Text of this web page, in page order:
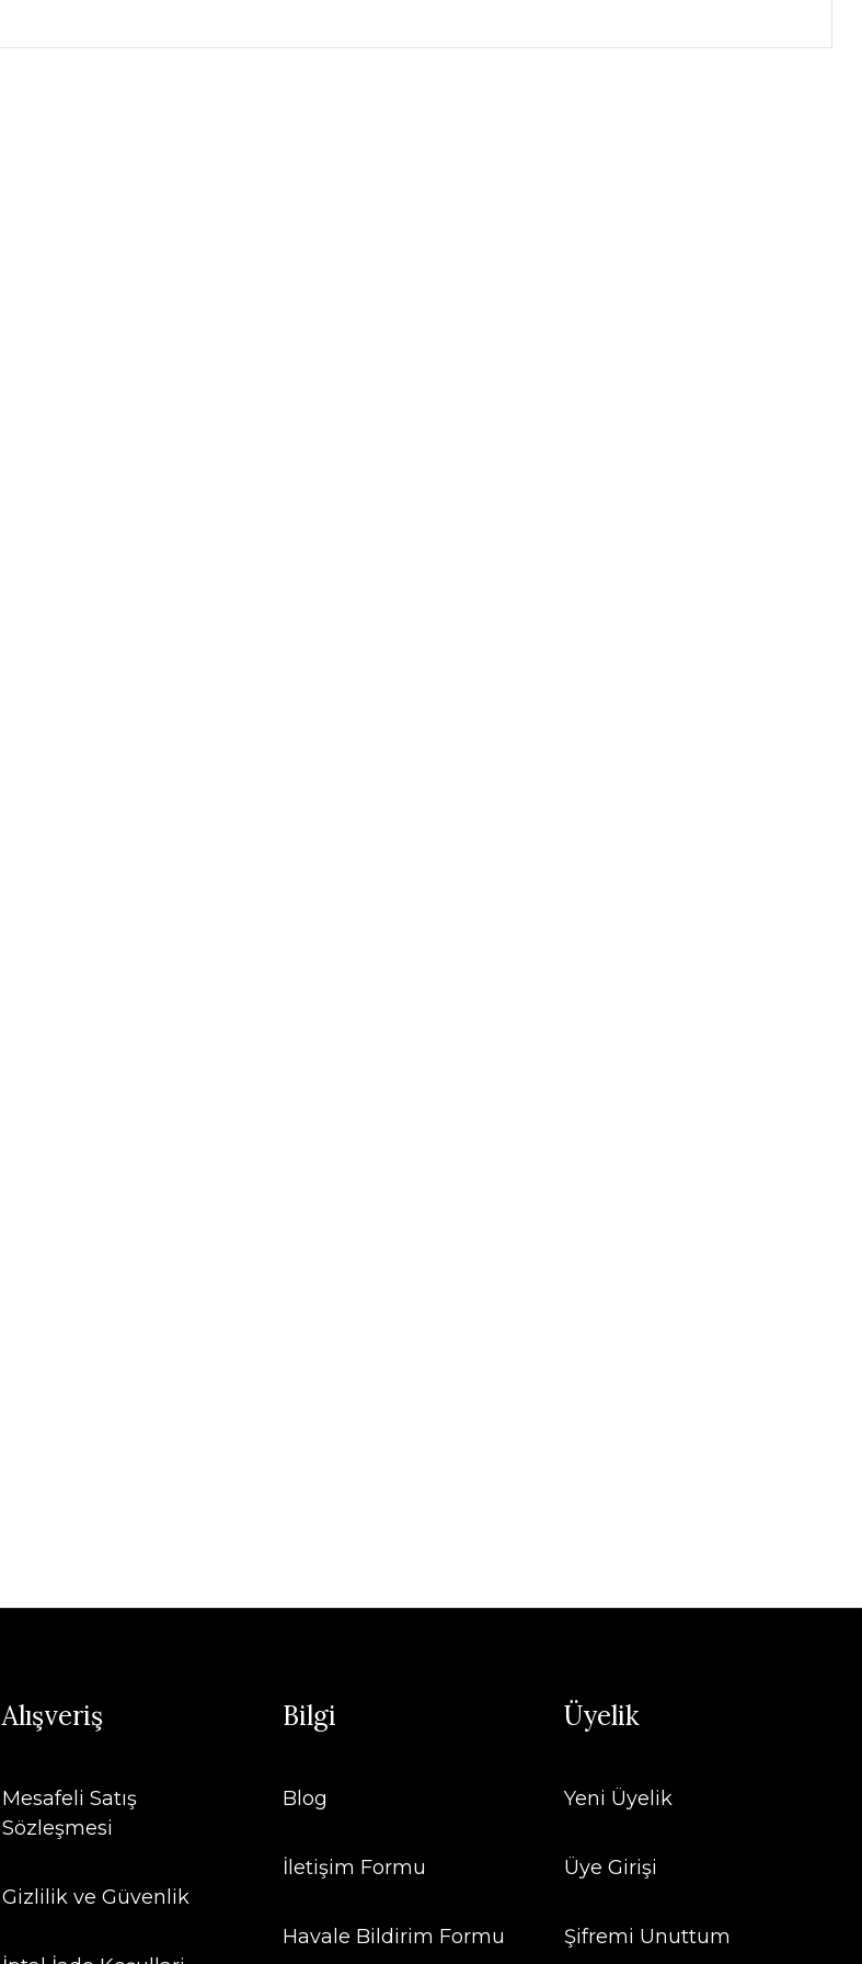
Alışveriş
Mesafeli Satış
Sözleşmesi
Gizlilik ve Güvenlik
Bilgi
Blog
İletişim Formu
Havale Bildirim Formu
Üyelik
Yeni Üyelik
Üye Girişi
Şifremi Unuttum